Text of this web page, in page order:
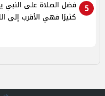
5
فضل الصلاة على النبي
كثيرًا فهي الأقرب إلى